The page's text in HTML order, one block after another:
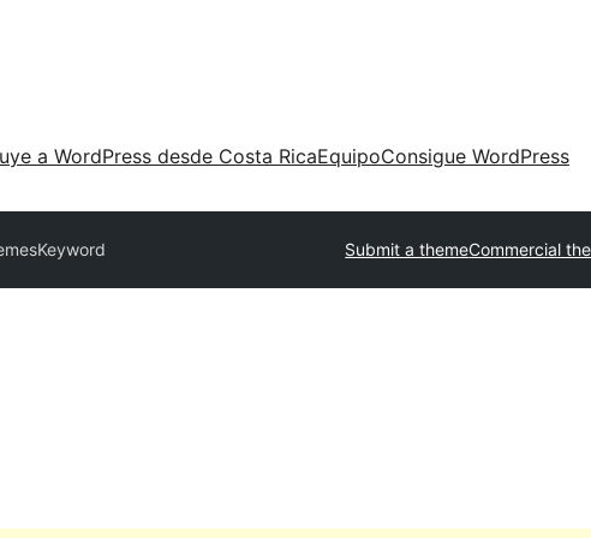
a WordPress desde Costa RicaEquipoConsigue WordPress
Keyword Submit a themeCommercial